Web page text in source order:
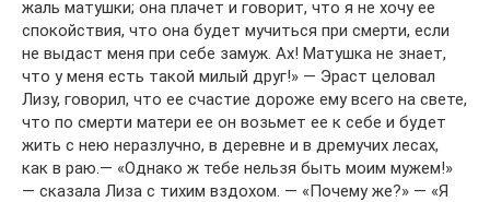
жаль матушки; она плачет и говорит, что я не хочу ее
спокойствия, что она будет мучиться при смерти, если
не выдаст меня при себе замуж. Ах! Матушка не знает,
что у меня есть такой милый друг!» — Эраст целовал
Лизу, говорил, что ее счастие дороже ему всего на свете,
что по смерти матери ее он возьмет ее к себе и будет
жить с нею неразлучно, в деревне и в дремучих лесах,
как в раю.— «Однако ж тебе нельзя быть моим мужем!»
— сказала Лиза с тихим вздохом. — «Почему же?» — «Я